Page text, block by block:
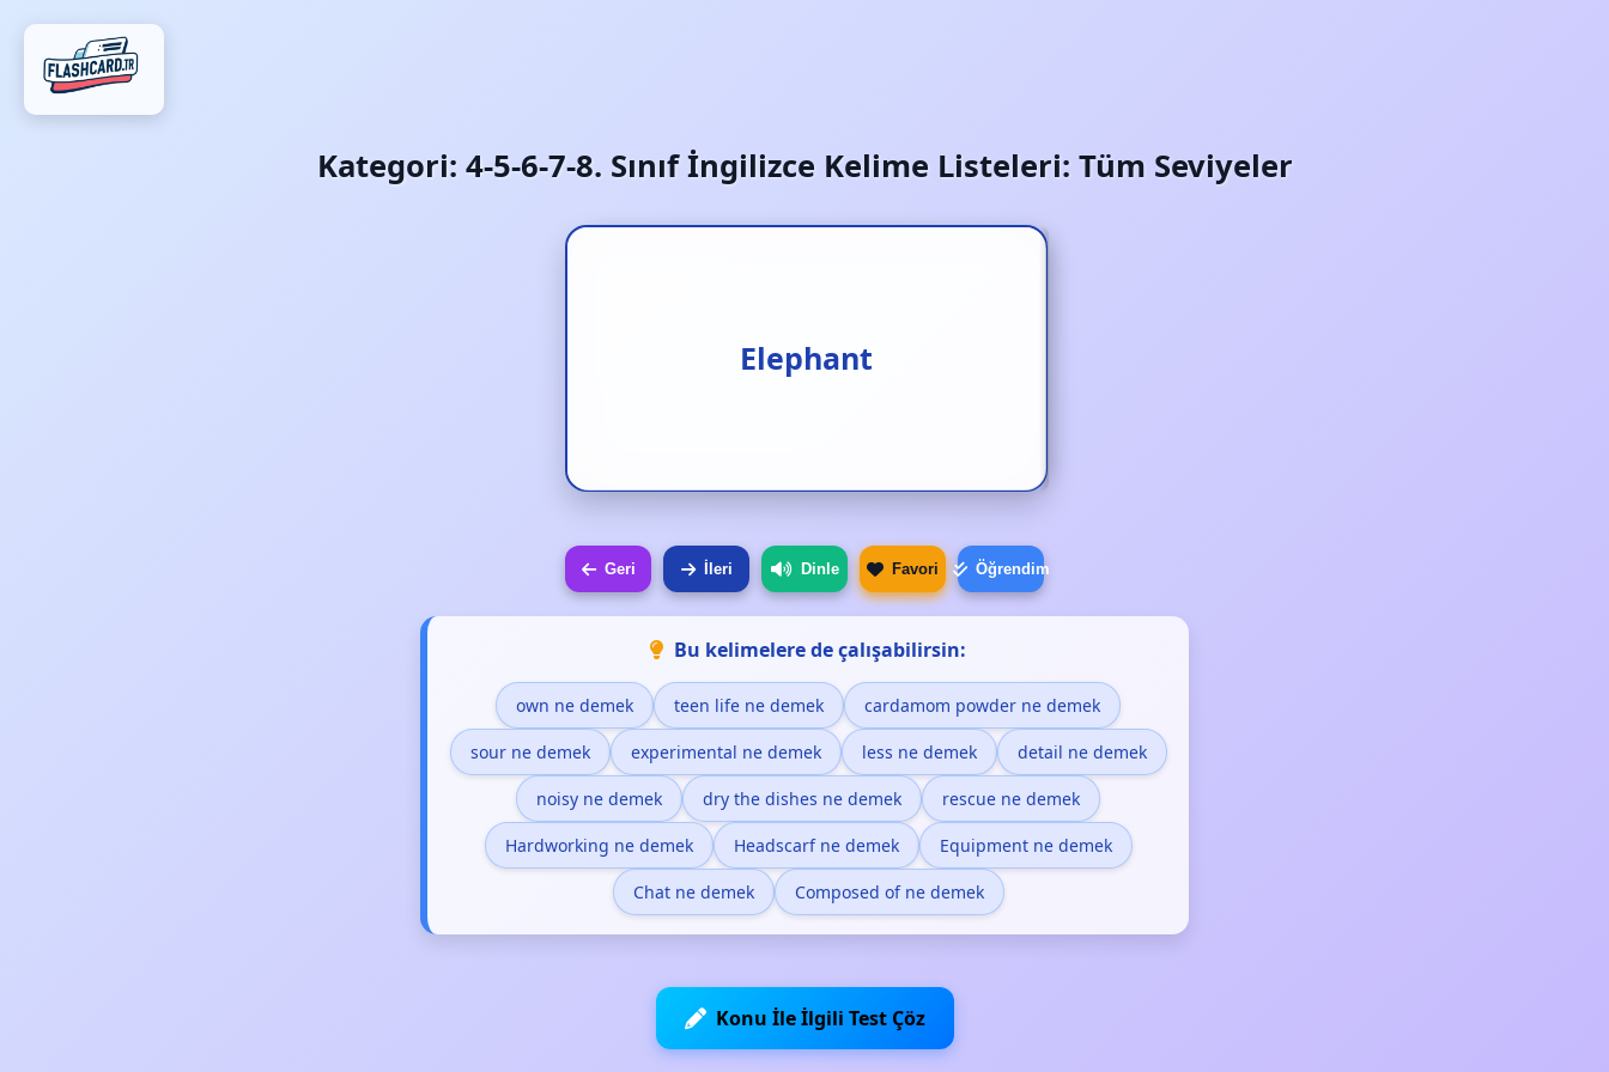
Kategori: 4-5-6-7-8. Sınıf İngilizce Kelime Listeleri: Tüm Seviyeler
Elephant
Fil
Geri İleri Dinle Favori Öğrendim
Bu kelimelere de çalışabilirsin:
own ne demek teen life ne demek cardamom powder ne demek
sour ne demek experimental ne demek less ne demek detail ne demek
noisy ne demek dry the dishes ne demek rescue ne demek
Hardworking ne demek Headscarf ne demek Equipment ne demek
Chat ne demek Composed of ne demek
Konu İle İlgili Test Çöz